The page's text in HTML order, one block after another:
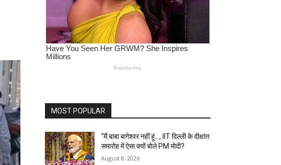
MOST POPULAR
“मैं बाबा बागेश्वर नहीं हूं…, IIT दिल्ली के दीक्षांत
समारोह में ऐसा क्यों बोले PM मोदी?
August 8, 2026